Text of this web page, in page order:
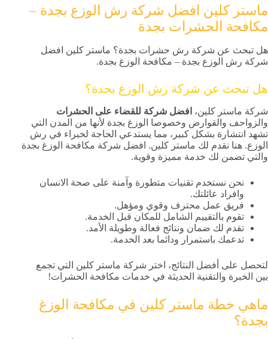
ماستر كلين افضل شركة رش الوزع بجدة –
مكافحة الحشرات بجدة
هل تبحث عن شركة رش حشرات بجدة؟ ماستر كلين افضل
شركة رش الوزع بجدة – مكافحة الوزغ بجدة.
هل تبحث عن شركة رش الوزغ بجدة؟
شركة ماستر كلين، افضل شركة للقضاء على الحشرات
والزواحف والقوارض وخصوصا الوزغ بجدة لأنها من المدن التي
تشهد انتشارة بشكل كبير، مما يستدعي الحاجة لخبراء في رش
الوزع. هنا نقدم لك ماستر كلين. افضل شركة مكافحة الوزغ بجدة
والتي تضمن لك خدمة مميزة وقوية.
نحن نستخدم تقنيات متطورة وآمنة على صحة الانسان
وافراد عائلتك.
فريق عمل محترف وقوي ومؤهل.
تقوم بالتقييم الشامل للمكان قبل الخدمة.
تقدم لك ضمان ونتائج فعالة وطويلة الأمد.
تدعمك باستمرار ودائما بعد الخدمة.
لتحصل على أفضل النتائج، اختر شركة ماستر كلين التي تجمع
بين الخبرة والتقنية الحديثة في خدمات مكافحة الحشرات!
ماهي خطة ماستر كلين في مكافحة الوزغ
بجدة؟